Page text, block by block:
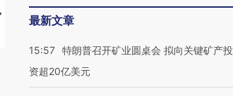
【推广】走进第四届链博
会，让数智科技“链”接产
最新文章
15:57 特朗普召开矿业圆桌会 拟向关键矿产投
资超20亿美元